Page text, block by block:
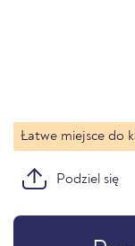
Łatwe miejsce do
Podziel się